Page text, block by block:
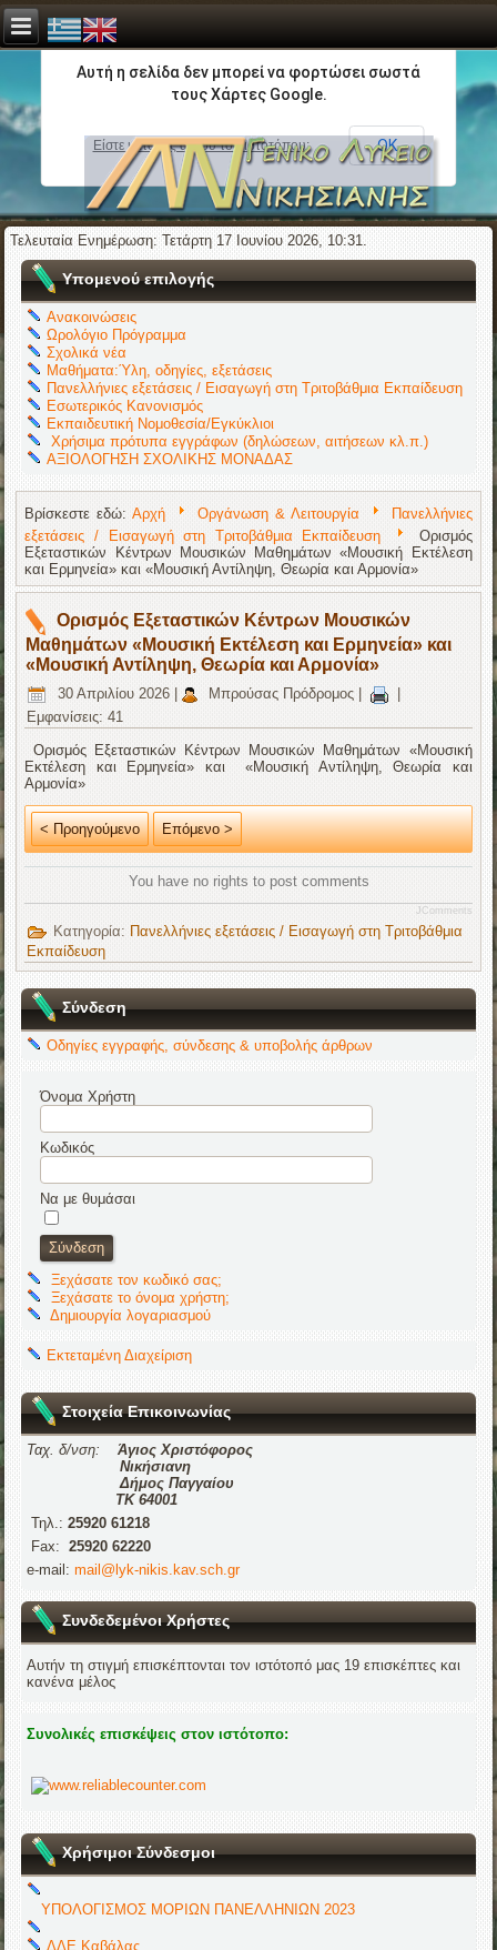
Τελευταία Ενημέρωση: Τετάρτη 17 Ιουνίου 2026, 10:31.
Υπομενού επιλογής
Ανακοινώσεις
Ωρολόγιο Πρόγραμμα
Σχολικά νέα
Μαθήματα:Ύλη, οδηγίες, εξετάσεις
Πανελλήνιες εξετάσεις / Εισαγωγή στη Τριτοβάθμια Εκπαίδευση
Εσωτερικός Κανονισμός
Εκπαιδευτική Νομοθεσία/Εγκύκλιοι
Χρήσιμα πρότυπα εγγράφων (δηλώσεων, αιτήσεων κλ.π.)
ΑΞΙΟΛΟΓΗΣΗ ΣΧΟΛΙΚΗΣ ΜΟΝΑΔΑΣ
Βρίσκεστε εδώ:Αρχή Οργάνωση & Λειτουργία
Πανελλήνιες
εξετάσεις / Εισαγωγή στη Τριτοβάθμια Εκπαίδευση
Ορισμός
Εξεταστικών Κέντρων Μουσικών Μαθημάτων «Μουσική Εκτέλεση
και Ερμηνεία» και «Μουσική Αντίληψη, Θεωρία και Αρμονία»
Ορισμός Εξεταστικών Κέντρων Μουσικών
Μαθημάτων «Μουσική Εκτέλεση και Ερμηνεία» και
«Μουσική Αντίληψη, Θεωρία και Αρμονία»
30 Απριλίου 2026 Μπρούσας Πρόδρομος
Εμφανίσεις: 41
Ορισμός Εξεταστικών Κέντρων Μουσικών Μαθημάτων «Μουσική
Εκτέλεση και Ερμηνεία» και «Μουσική Αντίληψη, Θεωρία και
Αρμονία»
< Προηγούμενο Επόμενο >
You have no rights to post comments
JComments
Κατηγορία: Πανελλήνιες εξετάσεις / Εισαγωγή στη Τριτοβάθμια
Εκπαίδευση
Σύνδεση
Οδηγίες εγγραφής, σύνδεσης & υποβολής άρθρων
Όνομα Χρήστη
Κωδικός
Να με θυμάσαι
Ξεχάσατε τον κωδικό σας;
Ξεχάσατε το όνομα χρήστη;
Δημιουργία λογαριασμού
Εκτεταμένη Διαχείριση
Στοιχεία Επικοινωνίας
Ταχ. δ/νση:
Άγιος Χριστόφορος
Νικήσιανη
Δήμος Παγγαίου
ΤΚ 64001
Τηλ.:25920 61218
Fax:25920 62220
e-mail:mail@lyk-nikis.kav.sch.gr
Συνδεδεμένοι Χρήστες
Αυτήν τη στιγμή επισκέπτονται τον ιστότοπό μας 19 επισκέπτες και
κανένα μέλος
Συνολικές επισκέψεις στον ιστότοπο:
Χρήσιμοι Σύνδεσμοι
ΥΠΟΛΟΓΙΣΜΟΣ ΜΟΡΙΩΝ ΠΑΝΕΛΛΗΝΙΩΝ 2023
ΔΔΕ Καβάλας
Αυτή η σελίδα δεν μπορεί να φορτώσει σωστά
τους Χάρτες Google.
Είστε κάτοχος αυτού του ιστοτόπου; ΟΚ